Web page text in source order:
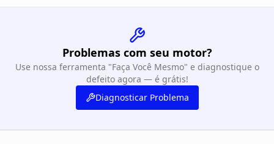
Problemas com seu motor?
Use nossa ferramenta "Faça Você Mesmo" e diagnostique o
defeito agora — é grátis!
Diagnosticar Problema